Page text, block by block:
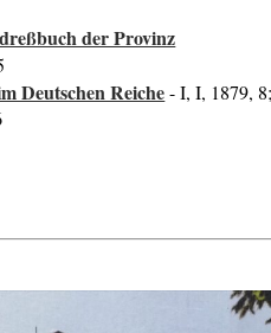
der Provinz
Deutschen Reiche- I, I, 1879,